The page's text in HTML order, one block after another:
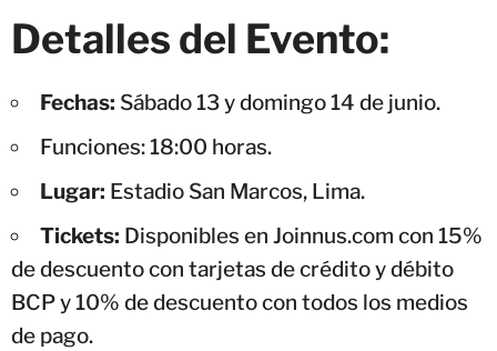
Detalles del Evento:
Fechas: Sábado 13 y domingo 14 de junio.
Funciones: 18:00 horas.
Lugar: Estadio San Marcos, Lima.
Tickets: Disponibles en Joinnus.com con 15%
de descuento con tarjetas de crédito y débito
BCP y 10% de descuento con todos los medios
de pago.